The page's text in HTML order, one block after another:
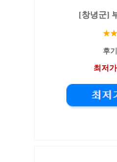
[창녕군]
후
최저